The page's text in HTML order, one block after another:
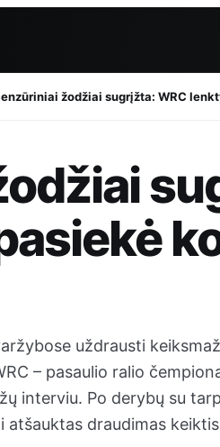
žodžiai sugrįžta: WRC
uždrausti
– pasaulio ralio
interviu. Po derybų su
draudimas